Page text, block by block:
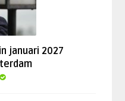
januari 2027